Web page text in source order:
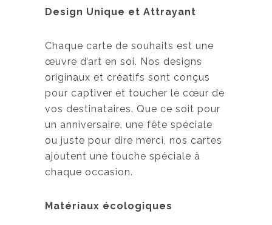
Design Unique et Attrayant
Chaque carte de souhaits est une
œuvre d’art en soi. Nos designs
originaux et créatifs sont conçus
pour captiver et toucher le cœur de
vos destinataires. Que ce soit pour
un anniversaire, une fête spéciale
ou juste pour dire merci, nos cartes
ajoutent une touche spéciale à
chaque occasion.
Matériaux écologiques